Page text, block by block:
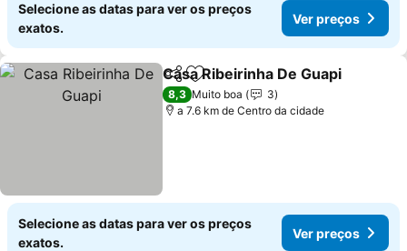
Selecione as datas para ver os preços
exatos.
Ver preços
PartilharAdicionar aos favoritos
Casa Ribeirinha De Guapi
8,3 Muito boa
3
a 7.6 km de Centro da cidade
Selecione as datas para ver os preços
exatos.
Ver preços